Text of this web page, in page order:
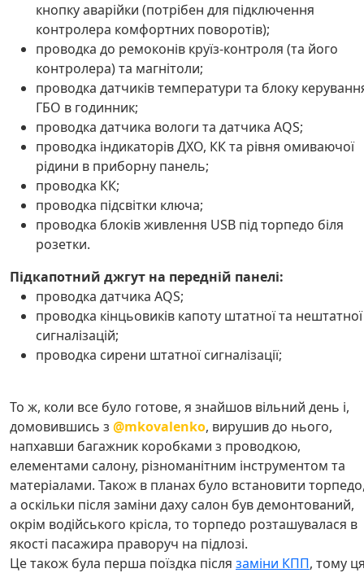
кнопку аварійки (потрібен для підключення
контролера комфортних поворотів);
проводка до ремоконів круїз-контроля (та його
контролера) та магнітоли;
проводка датчиків температури та блоку
ГБО в годинник;
проводка датчика вологи та датчика AQS;
проводка індикаторів ДХО, КК та рівня омиваючої
рідини в приборну панель;
проводка КК;
проводка підсвітки ключа;
проводка блоків живлення USB під торпедо біля
розетки.
Підкапотний джгут на передній панелі:
проводка датчика AQS;
проводка кінцьовиків капоту штатної та нештатної
сигналізацій;
проводка сирени штатної сигналізації;
То ж, коли все було готове, я знайшов вільний день і,
домовившись з @mkovalenko, вирушив до нього,
напхавши багажник коробками з проводкою,
елементами салону, різноманітним інструментом та
матеріалами. Також в планах було встановити
а оскільки після заміни даху салон був демонтований,
окрім водійського крісла, то торпедо розташувалася в
якості пасажира праворуч на підлозі.
Це також була перша поїздка після заміни КПП, тому